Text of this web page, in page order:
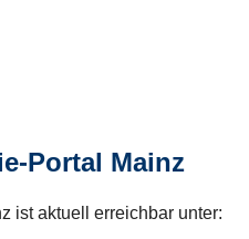
Portal Mainz
ist aktuell erreichbar unter: